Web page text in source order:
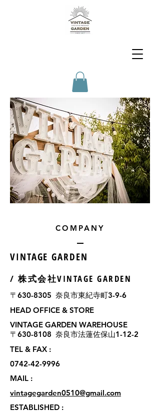
​COMPANY
​VINTAGE GARDEN
/ 株式会社VINTAGE GARDEN
​〒630-8305 奈良市東紀寺町3-9-6
​HEAD OFFICE & STORE
VINTAGE GARDEN WAREHOUSE
〒630-8108 奈良市法蓮佐保山1-12-2
​TEL & FAX :
​0742-42-9996
MAIL :
​vintagegarden0510@gmail.com
ESTABLISHED :